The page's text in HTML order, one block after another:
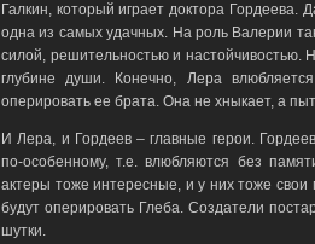
Галкин, который играет доктора
одна из самых удачных. На роль Валерии
силой, решительностью и настойчивостью.
глубине души. Конечно, Лера
оперировать ее брата. Она не хныкает, а
И Лера, и Гордеев – главные герои.
по-особенному, т.е. влюбляются без
актеры тоже интересные, и у них тоже свои
будут оперировать Глеба. Создатели
шутки.